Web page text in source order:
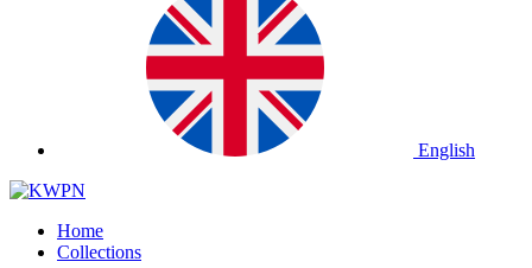
English
Home
Collections